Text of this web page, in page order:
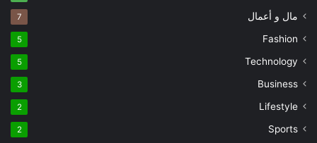
مال و أعمال 7
Fashion
5
Technology
5
Business
3
Lifestyle
2
Sports
2